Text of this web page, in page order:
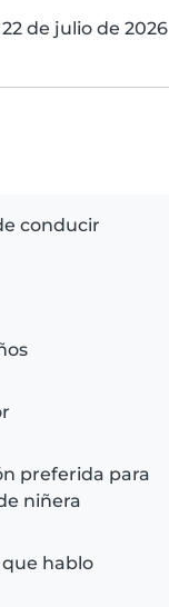
22 de julio de 2026
conducir
preferida para
niñera
hablo